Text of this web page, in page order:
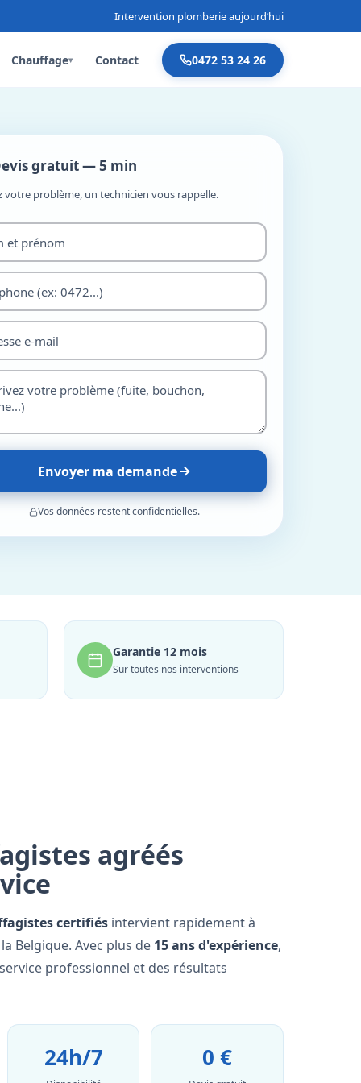
Intervention plomberie aujourd’hui
Chauffage▾ Contact 0472 53 24 26
gratuit — 5 min
votre problème, un technicien vous rappelle.
Envoyer ma demande
Vos données restent confidentielles.
Garantie 12 mois
Sur toutes nos interventions
agréés
certifiés intervient rapidement à
Belgique. Avec plus de 15 ans d'expérience,
professionnel et des résultats
24h/7 0 €